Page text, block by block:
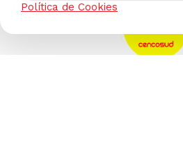
Política de Cookies